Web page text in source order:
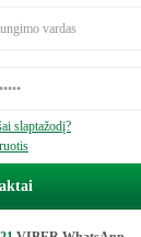
slaptažodį?